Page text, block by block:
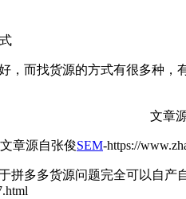
而找货源的方式有很多种，
文章
文章源自张俊SEM-https://
多多货源问题完全可以自产